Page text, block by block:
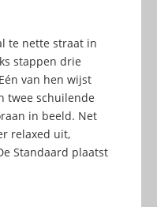
te nette straat in
stappen drie
van hen wijst
twee schuilende
in beeld. Net
relaxed uit,
Standaard plaatst